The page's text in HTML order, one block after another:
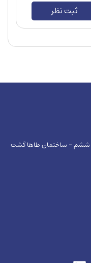
ثبت نظر
ششم – ساختمان طاها گشت